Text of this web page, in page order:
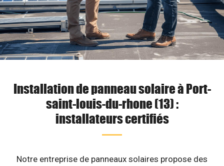
Installation de panneau solaire à Port-
saint-louis-du-rhone (13) :
installateurs certifiés
Notre entreprise de panneaux solaires propose des